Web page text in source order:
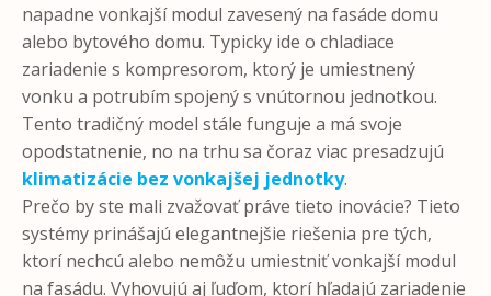
napadne vonkajší modul zavesený na fasáde domu
alebo bytového domu. Typicky ide o chladiace
zariadenie s kompresorom, ktorý je umiestnený
vonku a potrubím spojený s vnútornou jednotkou.
Tento tradičný model stále funguje a má svoje
opodstatnenie, no na trhu sa čoraz viac presadzujú
klimatizácie bez vonkajšej jednotky.
Prečo by ste mali zvažovať práve tieto inovácie? Tieto
systémy prinášajú elegantnejšie riešenia pre tých,
ktorí nechcú alebo nemôžu umiestniť vonkajší modul
na fasádu. Vyhovujú aj ľuďom, ktorí hľadajú zariadenie